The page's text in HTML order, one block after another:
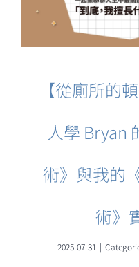
【從廁所的
人學 Bryan
術》與我的
術》
2025-07-31 |